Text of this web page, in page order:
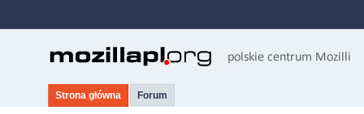
Strona główna Forum